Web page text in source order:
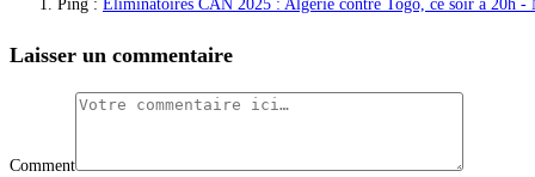
Ping : Éliminatoires CAN 2025 : Algérie contre Togo, ce soir à 20h -
Laisser un commentaire
Comment